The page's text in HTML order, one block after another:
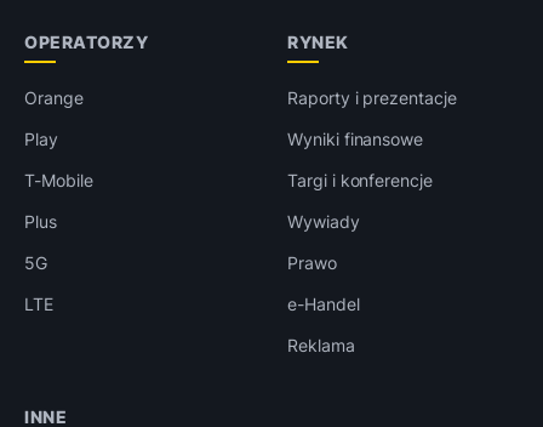
OPERATORZY
Orange
Play
T-Mobile
Plus
5G
LTE
RYNEK
Raporty i prezentacje
Wyniki finansowe
Targi i konferencje
Wywiady
Prawo
e-Handel
Reklama
INNE